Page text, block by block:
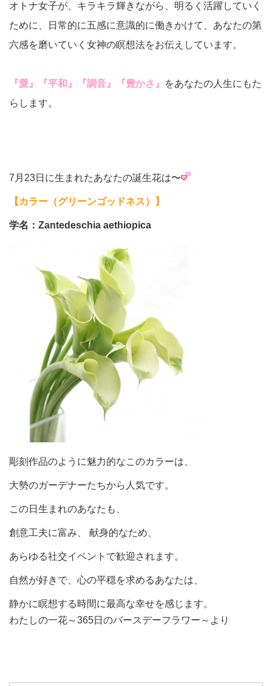
オトナ女子が、キラキラ輝きながら、明るく活躍していく
ために、日常的に五感に意識的に働きかけて、あなたの第
六感を磨いていく女神の瞑想法をお伝えしています。
『愛』『平和』『調音』『豊かさ』
をあなたの人生にもた
らします。
7月23日に生まれたあなたの誕生花は〜
【カラー（グリーンゴッドネス）】
学名：Zantedeschia aethiopica
彫刻作品のように魅力的なこのカラーは、
大勢のガーデナーたちから人気です。
この日生まれのあなたも、
創意工夫に富み、 献身的なため、
あらゆる社交イベントで歓迎されます。
自然が好きで、心の平穏を求めるあなたは、
静かに瞑想する時間に最高な幸せを感じます。
わたしの一花～365日のバースデーフラワー～より